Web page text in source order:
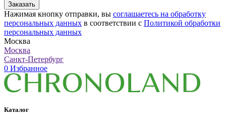
Заказать
Нажимая кнопку отправки, вы соглашаетесь на обработку
персональных данных в соответствии с Политикой обработки
персональных данных
Москва
Москва
Санкт-Петербург
0 Избранное
Каталог